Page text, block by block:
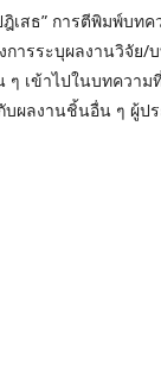
ฎิเสธ” การตีพิมพ์บท
ระบุผลงานวิจัย/บ
เข้าไปในบทควา
ผลงานชิ้นอื่น ๆ ผู้ป